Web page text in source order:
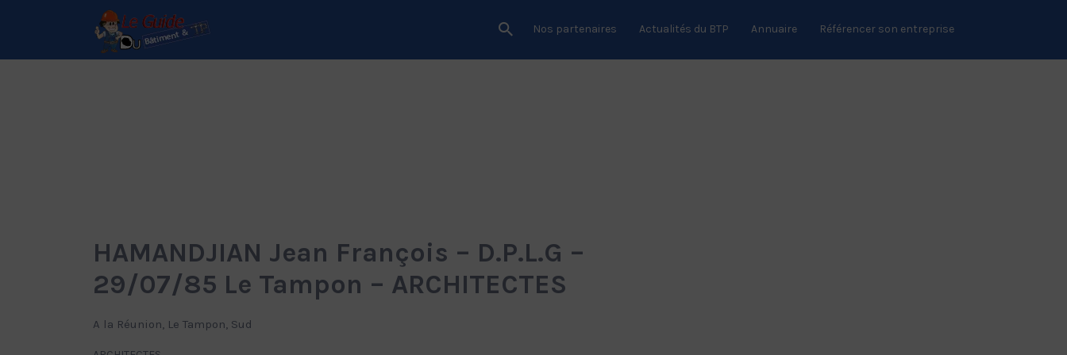
Nos partenaires Actualités du BTP Annuaire Référencer son entreprise
Rechercher:
HAMANDJIAN Jean François – D.P.L.G –
29/07/85 Le Tampon – ARCHITECTES
A la Réunion, Le Tampon, Sud